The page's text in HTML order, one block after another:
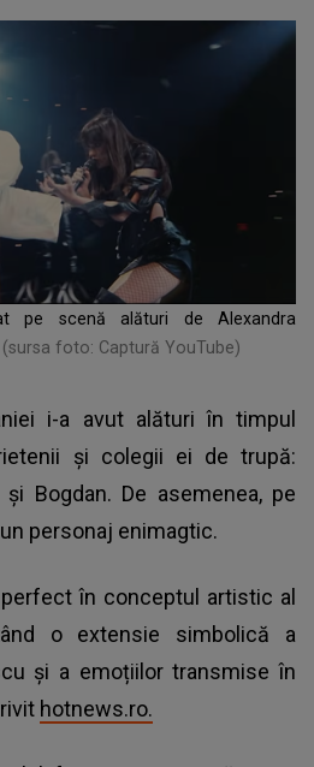
pe scenă alături de Alexandra
(sursa foto: Captură YouTube)
i-a avut alături în timpul
și colegii ei de trupă:
Bogdan. De asemenea, pe
personaj enimagtic.
în conceptul artistic al
o extensie simbolică a
și a emoțiilor transmise în
hotnews.ro.